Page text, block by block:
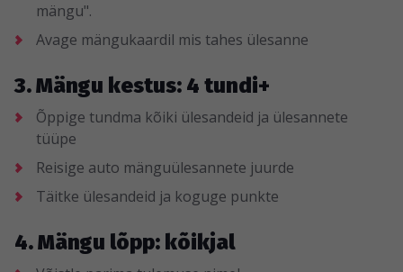
mängu".
Avage mängukaardil mis tahes ülesanne
3. Mängu kestus: 4 tundi+
Õppige tundma kõiki ülesandeid ja ülesannete
tüüpe
Reisige auto mänguülesannete juurde
Täitke ülesandeid ja koguge punkte
4. Mängu lõpp: kõikjal